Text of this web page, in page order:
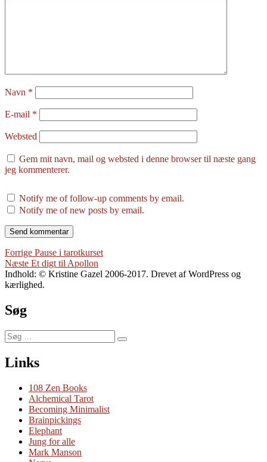
Navn *
E-mail *
Websted
Gem mit navn, mail og websted i denne browser til næste gang
jeg kommenterer.
Notify me of follow-up comments by email.
Notify me of new posts by email.
Indlægsnavigation
Forrige Forrige
indlæg:
Pause i tarotkurset
Næste Næste
indlæg:
Et digt til Apollon
Indhold: © Kristine Gazel 2006-2017. Drevet af WordPress og
kærlighed.
Søg
Søg
efter:
Søg
Links
108 Zen Books
Alchemical Tarot
Becoming Minimalist
Brainpickings
Elephant
Jung for alle
Mark Manson